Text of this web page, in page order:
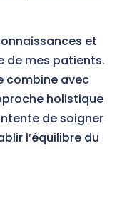
et
de mes patients.
combine avec
holistique
de soigner
l’équilibre du